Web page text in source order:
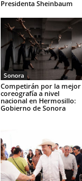
Presidenta Sheinbaum
Sonora
Competirán por la mejor
coreografía a nivel
nacional en Hermosillo:
Gobierno de Sonora